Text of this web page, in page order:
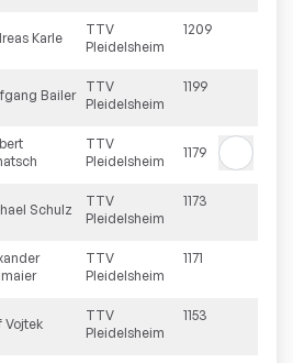
Karle
TTV
Pleidelsheim
1209
Bailer
TTV
Pleidelsheim
1199
TTV
Pleidelsheim
1179
Schulz
TTV
Pleidelsheim
1173
TTV
Pleidelsheim
1171
Vojtek
TTV
Pleidelsheim
1153